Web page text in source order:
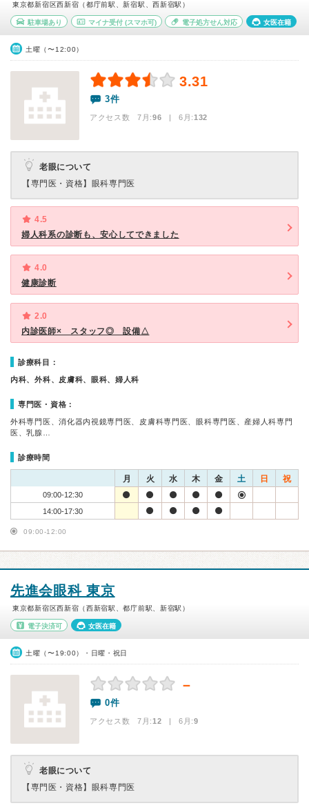
東京都新宿区西新宿（都庁前駅、新宿駅、西新宿駅）
駐車場あり マイナ受付(スマホ可) 電子処方せん対応 女医在籍
土曜（〜12:00）
3.31
3件
アクセス数 7月:96 | 6月:132
老眼について
【専門医・資格】 眼科専門医
4.5
婦人科系の診断も、安心してできました
4.0
健康診断
2.0
内診医師× スタッフ◎ 設備△
診療科目：
内科、外科、皮膚科、眼科、婦人科
専門医・資格：
外科専門医、消化器内視鏡専門医、皮膚科専門医、眼科専門医、産婦人科専門
医、乳腺…
診療時間
月 火 水 木 金 土 日 祝
09:00-12:30
14:00-17:30
09:00-12:00
先進会眼科 東京
東京都新宿区西新宿（西新宿駅、都庁前駅、新宿駅）
電子決済可 女医在籍
土曜（〜19:00）・日曜・祝日
－
0件
アクセス数 7月:12 | 6月:9
老眼について
【専門医・資格】 眼科専門医